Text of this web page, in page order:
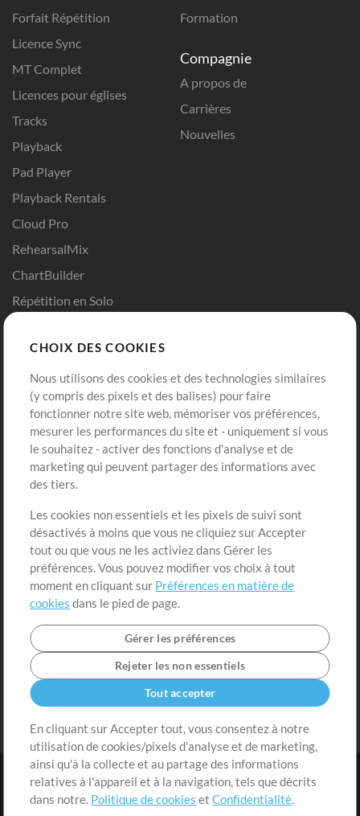
Forfait Répétition
Licence Sync
MT Complet
Licences pour églises
Tracks
Playback
Pad Player
Playback Rentals
Cloud Pro
RehearsalMix
ChartBuilder
Répétition en Solo
Modèles ProPresenter
Sons
Formation
Compagnie
A propos de
Carrières
Nouvelles
Boutique
Acheter des crédits
Contenu gratuit
Demander les pistes
Extras
Sessions
Soumettre votre contenu
Listes de lecture
Conférence MT
Compte
Connexion
S'inscrire
Conditions | Confidentialité |
CHOIX DES COOKIES
Nous utilisons des cookies et des technologies similaires
(y compris des pixels et des balises) pour faire
fonctionner notre site web, mémoriser vos préférences,
mesurer les performances du site et - uniquement si vous
le souhaitez - activer des fonctions d'analyse et de
marketing qui peuvent partager des informations avec
des tiers.
Les cookies non essentiels et les pixels de suivi sont
désactivés à moins que vous ne cliquiez sur Accepter
tout ou que vous ne les activiez dans Gérer les
préférences. Vous pouvez modifier vos choix à tout
moment en cliquant sur Préférences en matière de
cookies dans le pied de page.
Gérer les préférences
Rejeter les non essentiels
Tout accepter
En cliquant sur Accepter tout, vous consentez à notre
utilisation de cookies/pixels d'analyse et de marketing,
ainsi qu'à la collecte et au partage des informations
relatives à l'appareil et à la navigation, tels que décrits
dans notre. Politique de cookies etConfidentialité.